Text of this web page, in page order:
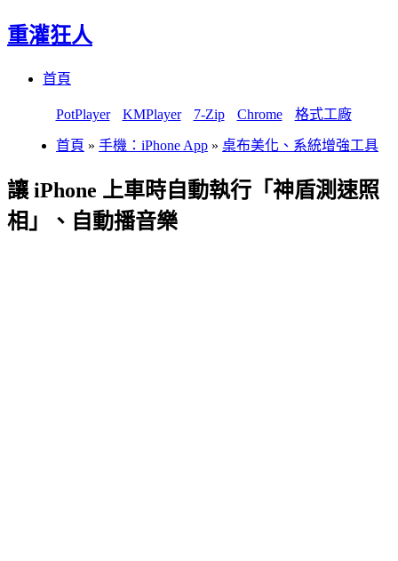
重灌狂人
首頁
PotPlayer KMPlayer 7-Zip Chrome 格式工廠
首頁 » 手機：iPhone App » 桌布美化、系統增強工具
讓 iPhone 上車時自動執行「神盾測速照
相」、自動播音樂